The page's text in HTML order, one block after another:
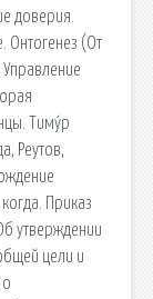
доверия.
Онтогенез (От
Тиму́р
Реутов,
Приказ
утверждении
цели и